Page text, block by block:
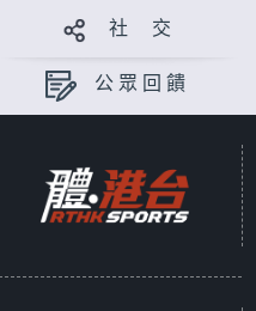
社 交
公眾回饋